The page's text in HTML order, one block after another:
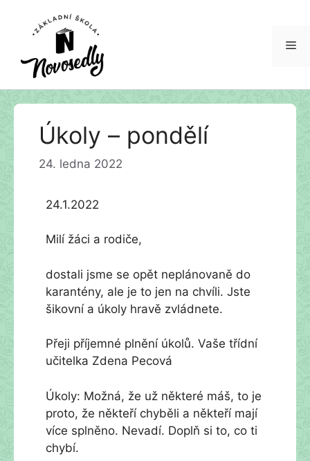
Přeskočit
Úkoly – pondělí
24. ledna 2022
24.1.2022
Milí žáci a rodiče,
dostali jsme se opět neplánovaně do
karantény, ale je to jen na chvíli. Jste
šikovní a úkoly hravě zvládnete.
Přeji příjemné plnění úkolů. Vaše třídní
učitelka Zdena Pecová
Úkoly: Možná, že už některé máš, to je
proto, že někteří chyběli a někteří mají
více splněno. Nevadí. Doplň si to, co ti
chybí.